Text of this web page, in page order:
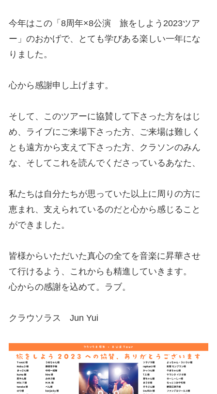
今年はこの「8周年×8公演 旅をしよう2023ツア
ー」のおかげで、とても学びある楽しい一年にな
りました。
心から感謝申し上げます。
そして、このツアーに協賛して下さった方をはじ
め、ライブにご来場下さった方、ご来場は難しく
とも遠方から支えて下さった方、クラソンのみん
な、そしてこれを読んでくださっているあなた、
私たちは自分たちが思っていた以上に周りの方に
恵まれ、支えられているのだと心から感じること
ができました。
皆様からいただいた真心の全てを音楽に昇華させ
て行けるよう、これからも精進していきます。
心からの感謝を込めて。ラブ。
クラウソラス Jun Yui